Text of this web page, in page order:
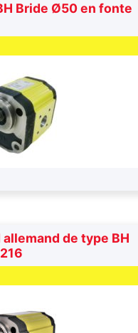
Bride Ø50 en fonte
de type BH